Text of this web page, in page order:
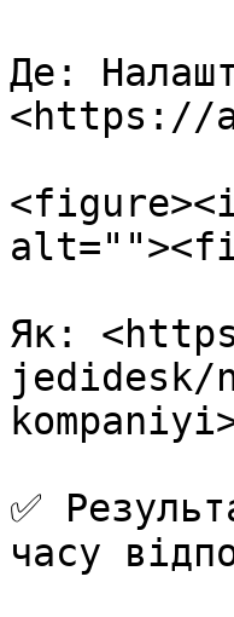
Де:
<https://
Як:
jedidesk/
✅
часу